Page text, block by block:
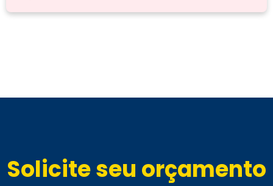
Solicite seu orçamento